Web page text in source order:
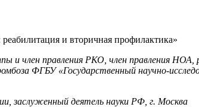
реабилитация и вторичная профилактика»
и член правления РКО, член правления
ФГБУ «Государственный научно-
, заслуженный деятель науки РФ , г. Москва